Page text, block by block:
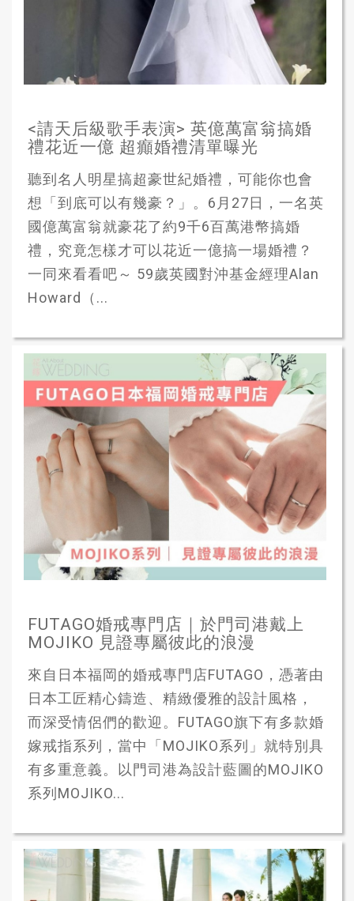
<請天后級歌手表演> 英億萬富翁搞婚
禮花近一億 超癲婚禮清單曝光
聽到名人明星搞超豪世紀婚禮，可能你也會
想「到底可以有幾豪？」。6月27日，一名英
國億萬富翁就豪花了約9千6百萬港幣搞婚
禮，究竟怎樣才可以花近一億搞一場婚禮？
一同來看看吧～ 59歲英國對沖基金經理Alan
Howard（...
FUTAGO婚戒專門店｜於門司港戴上
MOJIKO 見證專屬彼此的浪漫
來自日本福岡的婚戒專門店FUTAGO，憑著由
日本工匠精心鑄造、精緻優雅的設計風格，
而深受情侶們的歡迎。FUTAGO旗下有多款婚
嫁戒指系列，當中「MOJIKO系列」就特別具
有多重意義。以門司港為設計藍圖的MOJIKO
系列MOJIKO...